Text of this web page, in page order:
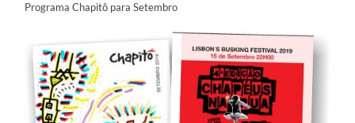
Programa Chapitô para Setembro